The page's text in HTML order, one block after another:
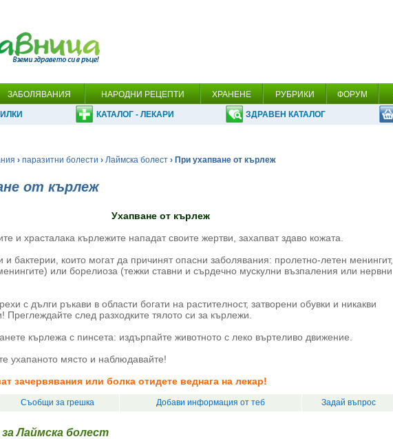
ЗАБОЛЯВАНИЯ НАРОДНИ РЕЦЕПТИ ХРАНЕНЕ РУБРИКИ ФОРУМ
КАТАЛОГ - ЛЕКАРИ ЗДРАВЕН КАТАЛОГ
› паразитни болести › Лаймска болест › При ухапване от кърлеж
от кърлеж
Ухапване от кърлеж
и храсталака кърлежите нападат своите жертви, захапват здаво кожата.
и бактерии, които могат да причинят опасни заболявания: пролетно-летен менингит,
или борелиоза (тежки ставни и сърдечно мускулни възпаления или нервни
с дълги ръкави в области богати на растителност, затворени обувки и никакви
Преглеждайте след разходките тялото си за кърлежи.
кърлежа с пинсета: издърпайте животното с леко въртеливо движение.
ухапаното място и наблюдавайте!
зачервявания или болка отидете веднага на лекар!
Съобщи за грешка Добави информация от теб Задай въпрос
Лаймска болест